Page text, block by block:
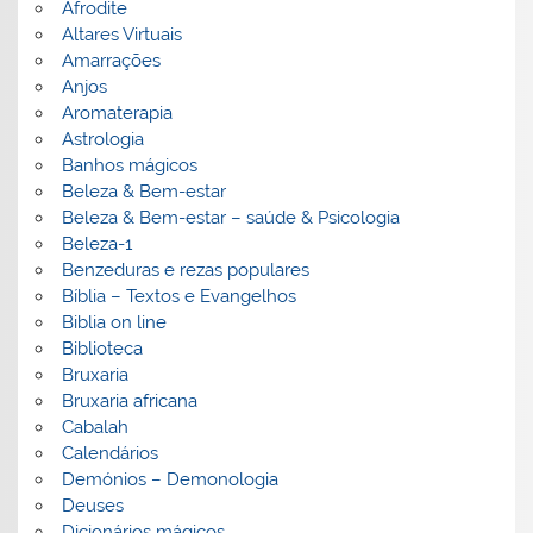
Afrodite
Altares Virtuais
Amarrações
Anjos
Aromaterapia
Astrologia
Banhos mágicos
Beleza & Bem-estar
Beleza & Bem-estar – saúde & Psicologia
Beleza-1
Benzeduras e rezas populares
Bíblia – Textos e Evangelhos
Biblia on line
Biblioteca
Bruxaria
Bruxaria africana
Cabalah
Calendários
Demónios – Demonologia
Deuses